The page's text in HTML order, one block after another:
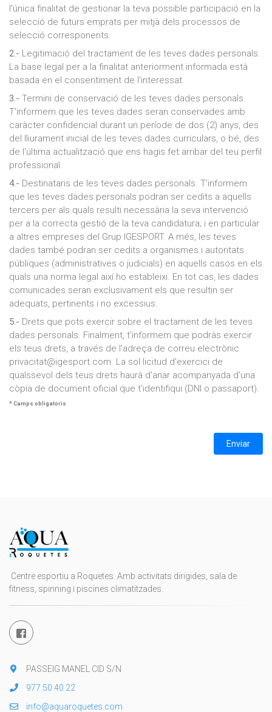
l'única finalitat de gestionar la teva possible participació en la
selecció de futurs emprats per mitjà dels processos de
selecció corresponents.
2.- Legitimació del tractament de les teves dades personals.
La base legal per a la finalitat anteriorment informada està
basada en el consentiment de l'interessat.
3.- Termini de conservació de les teves dades personals.
T'informem que les teves dades seran conservades amb
caràcter confidencial durant un període de dos (2) anys, des
del lliurament inicial de les teves dades curriculars, o bé, des
de l'última actualització que ens hagis fet arribar del teu perfil
professional.
4.- Destinataris de les teves dades personals. T'informem
que les teves dades personals podran ser cedits a aquells
tercers per als quals resulti necessària la seva intervenció
per a la correcta gestió de la teva candidatura; i en particular
a altres empreses del Grup IGESPORT. A més, les teves
dades també podran ser cedits a organismes i autoritats
públiques (administratives o judicials) en aquells casos en els
quals una norma legal així ho estableixi. En tot cas, les dades
comunicades seran exclusivament els que resultin ser
adequats, pertinents i no excessius.
5.- Drets que pots exercir sobre el tractament de les teves
dades personals. Finalment, t'informem que podràs exercir
els teus drets, a través de l'adreça de correu electrònic
privacitat@igesport.com. La sol·licitud d'exercici de
qualssevol dels teus drets haurà d'anar acompanyada d'una
còpia de document oficial que t'identifiqui (DNI o passaport).
* Camps obligatoris
Centre esportiu a Roquetes. Amb activitats dirigides, sala de
fitness, spinning i piscines climatitzades.
PASSEIG MANEL CID S/N
977 50 40 22
info@aquaroquetes.com